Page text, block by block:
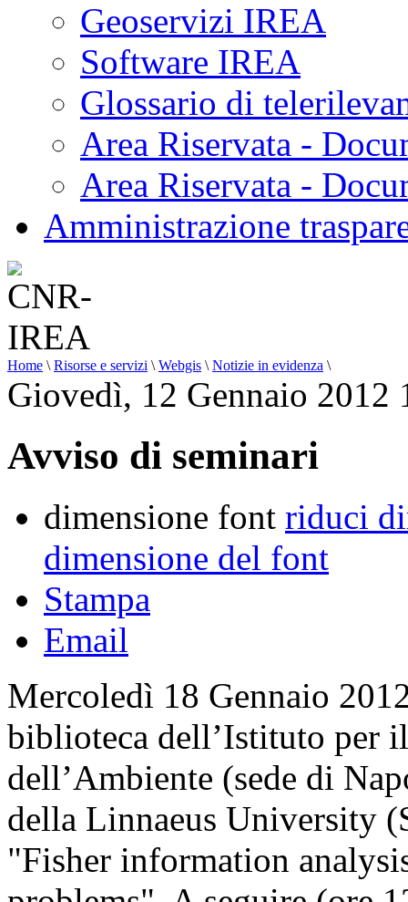
Geoservizi IREA
Software IREA
Glossario di
Area Riservata -
Area Riservata -
Amministrazione
Home \ Risorse e servizi \ Webgis \ Notizie in evidenza \
Giovedì, 12 Gennaio 2012
Avviso di seminari
dimensione font riduci
dimensione del font
Stampa
Email
Mercoledì 18 Gennaio
biblioteca dell’Istituto per
dell’Ambiente (sede di
della Linnaeus University
"Fisher information